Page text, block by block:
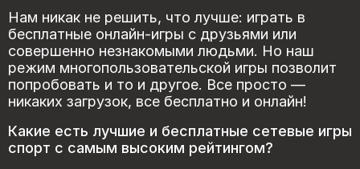
Нам никак не решить, что лучше: играть в
бесплатные онлайн-игры с друзьями или
совершенно незнакомыми людьми. Но наш
режим многопользовательской игры позволит
попробовать и то и другое. Все просто —
никаких загрузок, все бесплатно и онлайн!
Какие есть лучшие и бесплатные сетевые игры
спорт с самым высоким рейтингом?